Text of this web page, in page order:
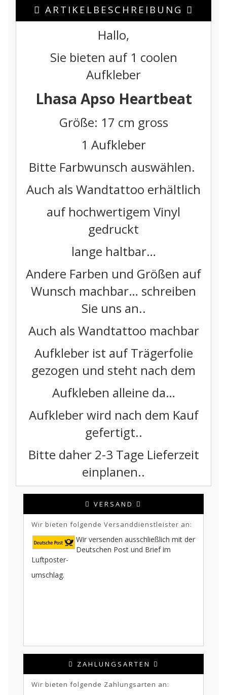
ARTIKELBESCHREIBUNG
Hallo,
Sie bieten auf 1 coolen
Aufkleber
Lhasa Apso Heartbeat
Größe: 17 cm gross
1 Aufkleber
Bitte Farbwunsch auswählen.
Auch als Wandtattoo erhältlich
auf hochwertigem Vinyl
gedruckt
lange haltbar…
Andere Farben und Größen auf
Wunsch machbar… schreiben
Sie uns an..
Auch als Wandtattoo machbar
Aufkleber ist auf Trägerfolie
gezogen und steht nach dem
Aufkleben alleine da…
Aufkleber wird nach dem Kauf
gefertigt..
Bitte daher 2-3 Tage Lieferzeit
einplanen..
VERSAND
Wir bieten folgende Versanddienstleister an:
Wir versenden ausschließlich mit der
Deutschen Post und Brief im
Luftposter-
umschlag.
ZAHLUNGSARTEN
Wir bieten folgende Zahlungsarten an: